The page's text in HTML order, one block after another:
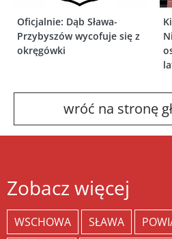
Oficjalnie: Dąb Sława-
Przybyszów wycofuje się z
okręgówki
wróć na stronę
Zobacz więcej
WSCHOWA SŁAWA